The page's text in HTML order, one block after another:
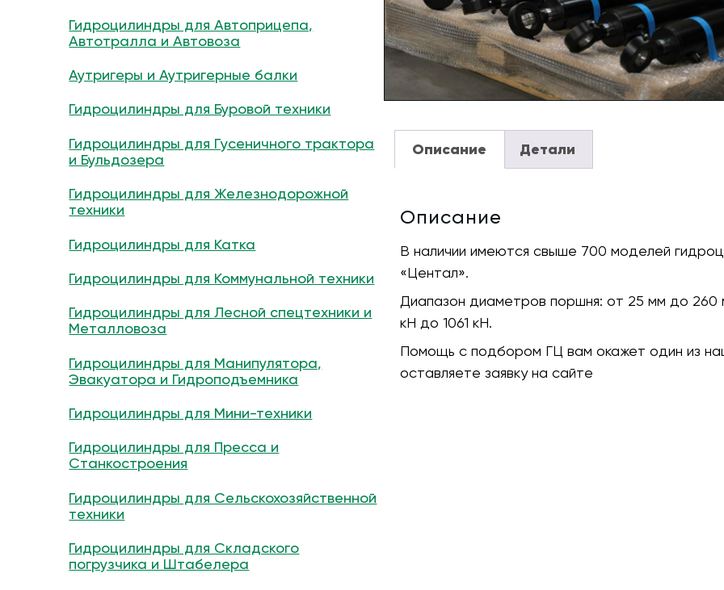
Гидроцилиндры для Автоприцепа,
Автотралла и Автовоза
Аутригеры и Аутригерные балки
Гидроцилиндры для Буровой техники
Гидроцилиндры для Гусеничного трактора
и Бульдозера
Гидроцилиндры для Железнодорожной
техники
Гидроцилиндры для Катка
Гидроцилиндры для Коммунальной техники
Гидроцилиндры для Лесной спецтехники и
Металловоза
Гидроцилиндры для Манипулятора,
Эвакуатора и Гидроподъемника
Гидроцилиндры для Мини-техники
Гидроцилиндры для Пресса и
Станкостроения
Гидроцилиндры для Сельскохозяйственной
техники
Гидроцилиндры для Складского
погрузчика и Штабелера
Описание Детали
Описание
В наличии имеются свыше 700 моделей
«Центал».
Диапазон диаметров поршня: от 25 мм до 260
кH до 1061 кН.
Помощь с подбором ГЦ вам окажет один из
оставляете заявку на сайте